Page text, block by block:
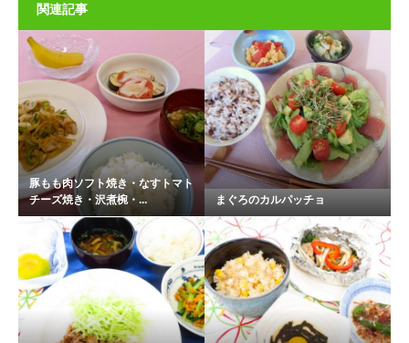
関連記事
豚もも肉ソフト焼き・なすトマト
チーズ焼き・沢煮椀・...
まぐろのカルパッチョ